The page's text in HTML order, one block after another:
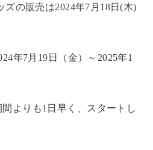
ズの販売は2024年7月18日(木)
年7月19日（金）～2025年1
よりも1日早く、スタートし